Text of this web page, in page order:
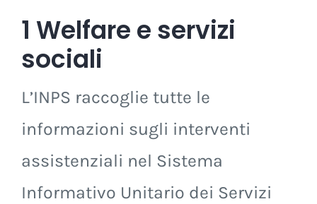
1 Welfare e servizi
sociali
L’INPS raccoglie tutte le
informazioni sugli interventi
assistenziali nel Sistema
Informativo Unitario dei Servizi